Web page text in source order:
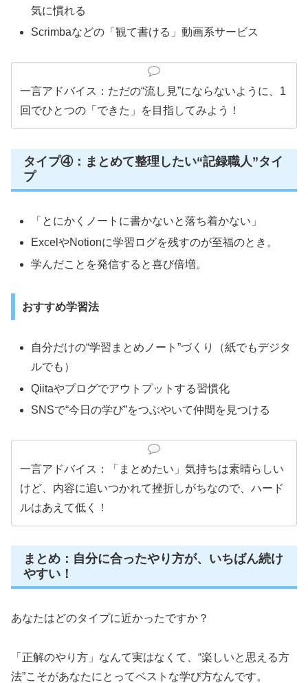
気に慣れる
Scrimbaなどの「観て書ける」動画系サービス
一言アドバイス：ただの“流し見”にならないように、1
回でひとつの「できた」を目指してみよう！
タイプ④：まとめて整理したい“記録職人”タイ
プ
「とにかくノートに書かないと落ち着かない」
ExcelやNotionに学習ログを残すのが至福のとき。
学んだことを発信すると喜び倍増。
おすすめ学習法
自分だけの“学習まとめノート”づくり（紙でもデジタ
ルでも）
Qiitaやブログでアウトプットする習慣化
SNSで“今日の学び”をつぶやいて仲間を見つける
一言アドバイス：「まとめたい」気持ちは素晴らしい
けど、内容に追いつかれて挫折しがちなので、ハード
ルはあえて低く！
まとめ：自分に合ったやり方が、いちばん続け
やすい！
あなたはどのタイプに近かったですか？
「正解のやり方」なんて実はなくて、“楽しいと思える方
法”こそがあなたにとってベストな学び方なんです。